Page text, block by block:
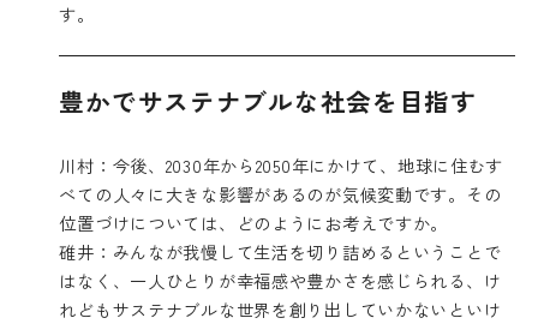
す。
豊かでサステナブルな社会を目指す
川村：今後、2030年から2050年にかけて、地球に住むす
べての人々に大きな影響があるのが気候変動です。その
位置づけについては、どのようにお考えですか。
碓井：みんなが我慢して生活を切り詰めるということで
はなく、一人ひとりが幸福感や豊かさを感じられる、け
れどもサステナブルな世界を創り出していかないといけ